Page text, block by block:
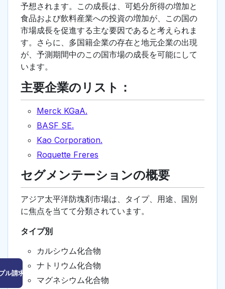
ル請求はこちら
予想されます。この成長は、可処分所得の増加と
食品および飲料産業への投資の増加が、この国の
市場成長を促進する主な要因であると考えられま
す。さらに、多国籍企業の存在と地元企業の出現
が、予測期間中のこの国市場の成長を可能にして
います。
主要企業のリスト：
Merck KGaA.
BASF SE.
Kao Corporation.
Roquette Freres
セグメンテーションの概要
アジア太平洋防塊剤市場は、タイプ、用途、国別
に焦点を当てて分類されています。
タイプ別
カルシウム化合物
ナトリウム化合物
マグネシウム化合物